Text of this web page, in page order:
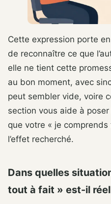
Cette expression porte
de reconnaître ce que
elle ne tient cette
au bon moment, avec
peut sembler vide, voire
section vous aide à
que votre « je
l’effet recherché.
Dans quelles
tout à fait » est-il